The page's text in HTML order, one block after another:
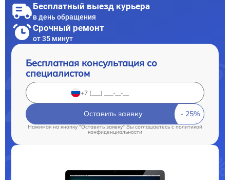
Бесплатный выезд курьера
в день обращения
Срочный ремонт
от 35 минут
Бесплатная консультация со
специалистом
Оставить заявку
Нажимая на кнопку "Оставить заявку" Вы соглашаетесь cполитикой
конфиденциальности